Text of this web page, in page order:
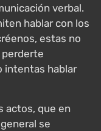
verbal.
hablar con los
estas no
perderte
intentas hablar
actos, que en
se